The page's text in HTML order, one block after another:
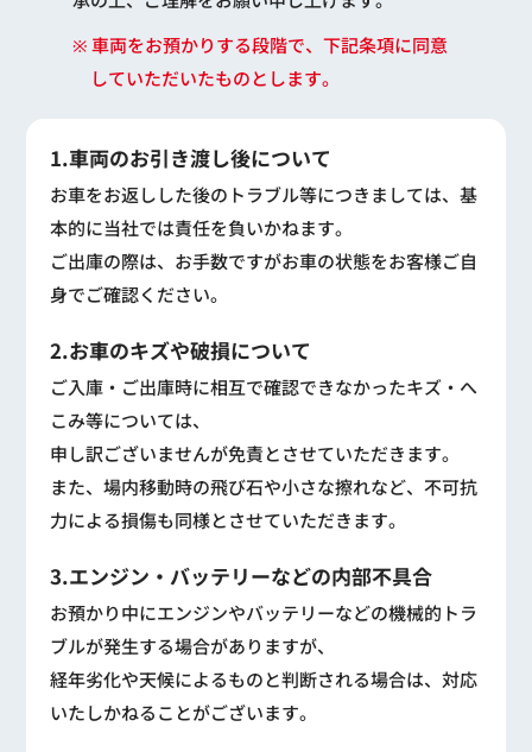
※ 車両をお預かりする段階で、下記条項に同意
していただいたものとします。
1.車両のお引き渡し後について
お車をお返しした後のトラブル等につきましては、基
本的に当社では責任を負いかねます。
ご出庫の際は、お手数ですがお車の状態をお客様ご自
身でご確認ください。
2.お車のキズや破損について
ご入庫・ご出庫時に相互で確認できなかったキズ・へ
こみ等については、
申し訳ございませんが免責とさせていただきます。
また、場内移動時の飛び石や小さな擦れなど、不可抗
力による損傷も同様とさせていただきます。
3.エンジン・バッテリーなどの内部不具合
お預かり中にエンジンやバッテリーなどの機械的トラ
ブルが発生する場合がありますが、
経年劣化や天候によるものと判断される場合は、対応
いたしかねることがございます。